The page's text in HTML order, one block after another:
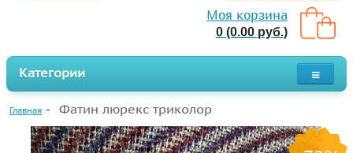
Моя корзина
0 (0.00 руб.)
Категории
Главная Фатин люрекс триколор